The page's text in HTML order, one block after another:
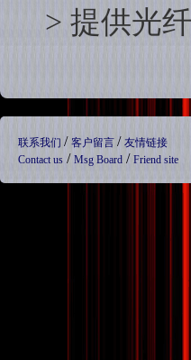
> 提供光
联系我们 / 客户留言 / 友情链接
Contact us / Msg Board / Friend site